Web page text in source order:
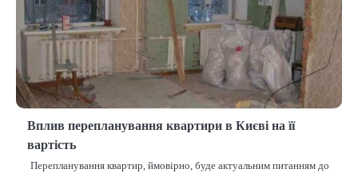
Вплив перепланування квартири в Києві на її
вартість
Перепланування квартир, ймовірно, буде актуальним питанням до